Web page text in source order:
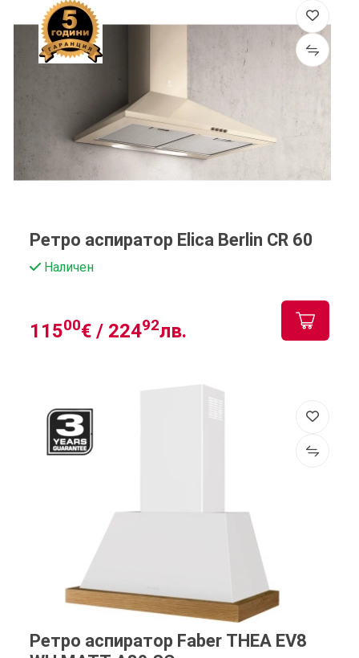
Ретро аспиратор Elica Berlin CR 60
Наличен
11500€ / 22492лв.
Ретро аспиратор Faber THEA EV8